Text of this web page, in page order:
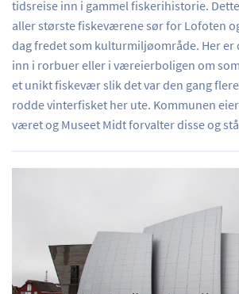
tidsreise inn i gammel fiskerihistorie.
aller største fiskeværene sør for Lofoten
dag fredet som kulturmiljøområde. Her er
inn i rorbuer eller i væreierboligen om
et unikt fiskevær slik det var den gang
rodde vinterfisket her ute. Kommunen
været og Museet Midt forvalter disse og